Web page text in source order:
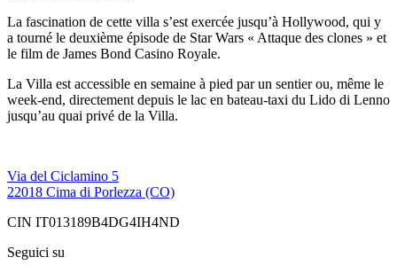
La fascination de cette villa s’est exercée jusqu’à Hollywood, qui y
a tourné le deuxième épisode de Star Wars « Attaque des clones » et
le film de James Bond Casino Royale.
La Villa est accessible en semaine à pied par un sentier ou, même le
week-end, directement depuis le lac en bateau-taxi du Lido di Lenno
jusqu’au quai privé de la Villa.
Via del Ciclamino 5
22018 Cima di Porlezza (CO)
CIN IT013189B4DG4IH4ND
Seguici su